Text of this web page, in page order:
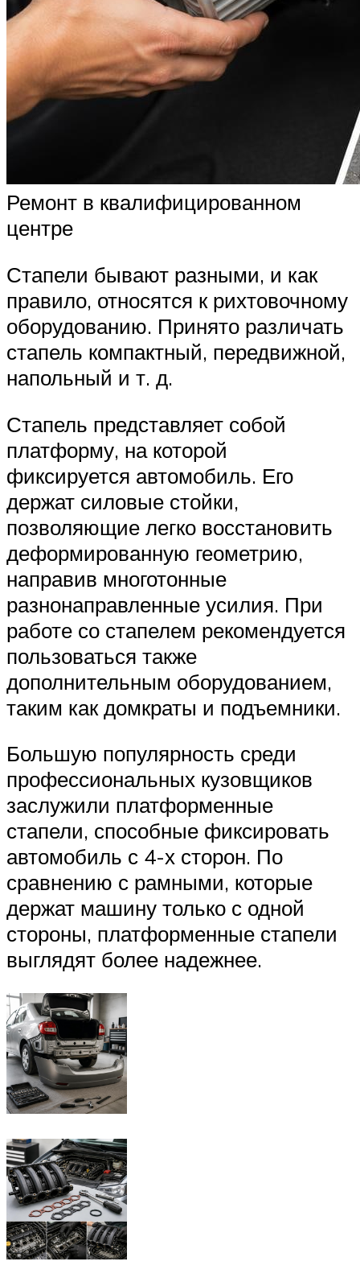
Ремонт в квалифицированном
центре
Стапели бывают разными, и как
правило, относятся к рихтовочному
оборудованию. Принято различать
стапель компактный, передвижной,
напольный и т. д.
Стапель представляет собой
платформу, на которой
фиксируется автомобиль. Его
держат силовые стойки,
позволяющие легко восстановить
деформированную геометрию,
направив многотонные
разнонаправленные усилия. При
работе со стапелем рекомендуется
пользоваться также
дополнительным оборудованием,
таким как домкраты и подъемники.
Большую популярность среди
профессиональных кузовщиков
заслужили платформенные
стапели, способные фиксировать
автомобиль с 4-х сторон. По
сравнению с рамными, которые
держат машину только с одной
стороны, платформенные стапели
выглядят более надежнее.